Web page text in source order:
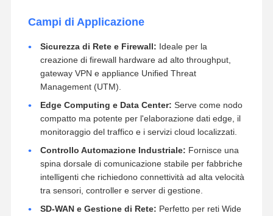
Campi di Applicazione
Sicurezza di Rete e Firewall: Ideale per la
creazione di firewall hardware ad alto throughput,
gateway VPN e appliance Unified Threat
Management (UTM).
Edge Computing e Data Center: Serve come nodo
compatto ma potente per l'elaborazione dati edge, il
monitoraggio del traffico e i servizi cloud localizzati.
Controllo Automazione Industriale: Fornisce una
spina dorsale di comunicazione stabile per fabbriche
intelligenti che richiedono connettività ad alta velocità
tra sensori, controller e server di gestione.
SD-WAN e Gestione di Rete: Perfetto per reti Wide